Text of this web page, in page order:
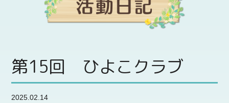
第15回 ひよこクラブ
2025.02.14